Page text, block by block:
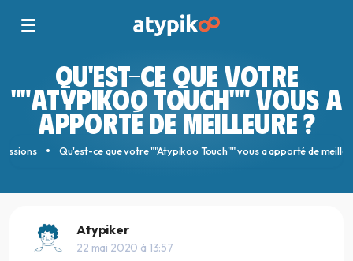
QU'EST-CE QUE VOTRE
""ATYPIKOO TOUCH"" VOUS A
APPORTÉ DE MEILLEURE ?
Qu'est-ce que votre ""Atypikoo Touch"" vous a apporté de
Atypiker
22 mai 2020 à 13:57